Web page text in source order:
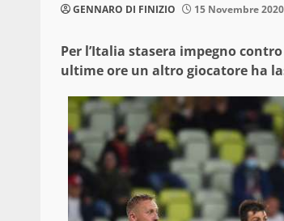
GENNARO DI FINIZIO 15 Novembre 2020
Per l’Italia stasera impegno
ultime ore un altro giocatore ha